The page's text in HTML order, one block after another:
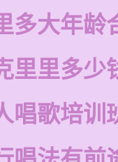
多大年龄
里里多少
唱歌培训